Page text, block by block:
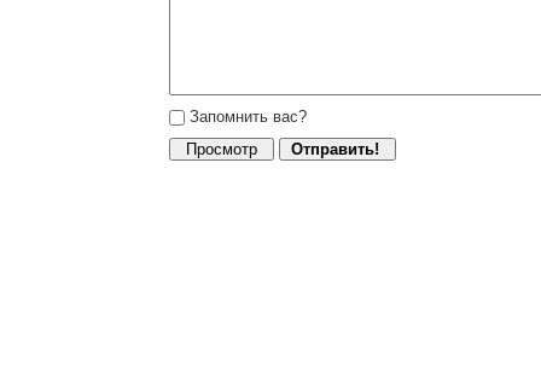
Запомнить вас?